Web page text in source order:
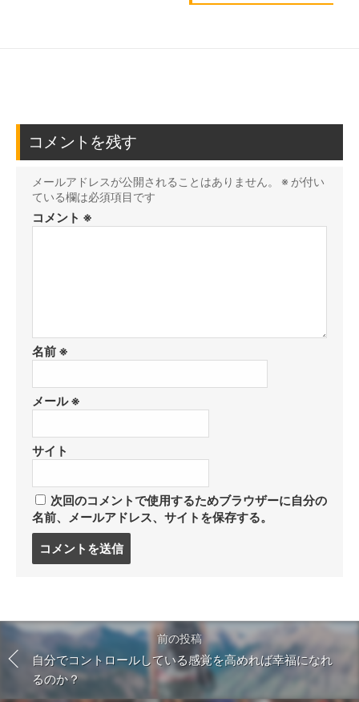
コメントを残す
メールアドレスが公開されることはありません。 ※ が付い
ている欄は必須項目です
コメント ※
名前 ※
メール※
サイト
次回のコメントで使用するためブラウザーに自分の
名前、メールアドレス、サイトを保存する。
る
前の投稿
自分でコントロールしている感覚を高めれば幸福になれ
るのか？